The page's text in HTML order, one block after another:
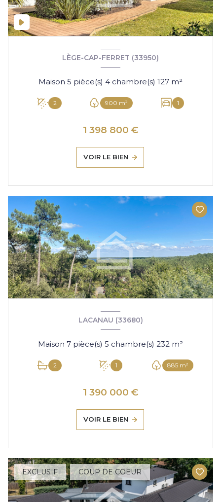
LÈGE-CAP-FERRET (33950)
Maison 5 pièce(s) 4 chambre(s) 127 m²
2 900 m² 1
1 398 800 €
VOIR LE BIEN
LACANAU (33680)
Maison 7 pièce(s) 5 chambre(s) 232 m²
2 1 885 m²
1 390 000 €
VOIR LE BIEN
EXCLUSIF COUP DE COEUR